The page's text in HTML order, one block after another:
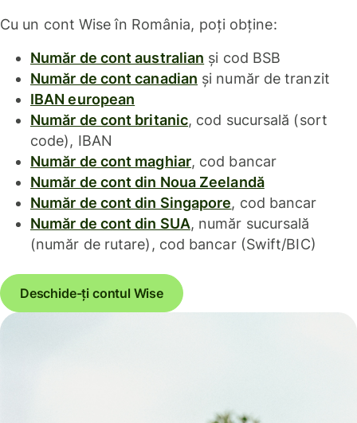
Cu un cont Wise în România, poți obține:
Număr de cont australian și cod BSB
Număr de cont canadian și număr de tranzit
IBAN european
Număr de cont britanic, cod sucursală (sort
code), IBAN
Număr de cont maghiar, cod bancar
Număr de cont din Noua Zeelandă
Număr de cont din Singapore, cod bancar
Număr de cont din SUA, număr sucursală
(număr de rutare), cod bancar (Swift/BIC)
Deschide-ți contul Wise